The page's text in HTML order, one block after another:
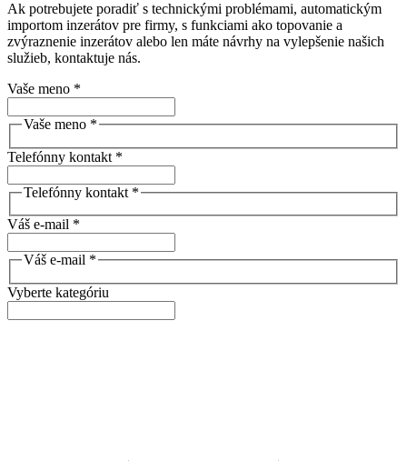
Ak potrebujete poradiť s technickými problémami, automatickým
importom inzerátov pre firmy, s funkciami ako topovanie a
zvýraznenie inzerátov alebo len máte návrhy na vylepšenie našich
služieb, kontaktuje nás.
Vaše meno *
Vaše meno *
Telefónny kontakt *
Telefónny kontakt *
Váš e-mail *
Váš e-mail *
Vyberte kategóriu